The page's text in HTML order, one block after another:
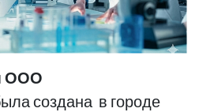
ООО
создана в городе